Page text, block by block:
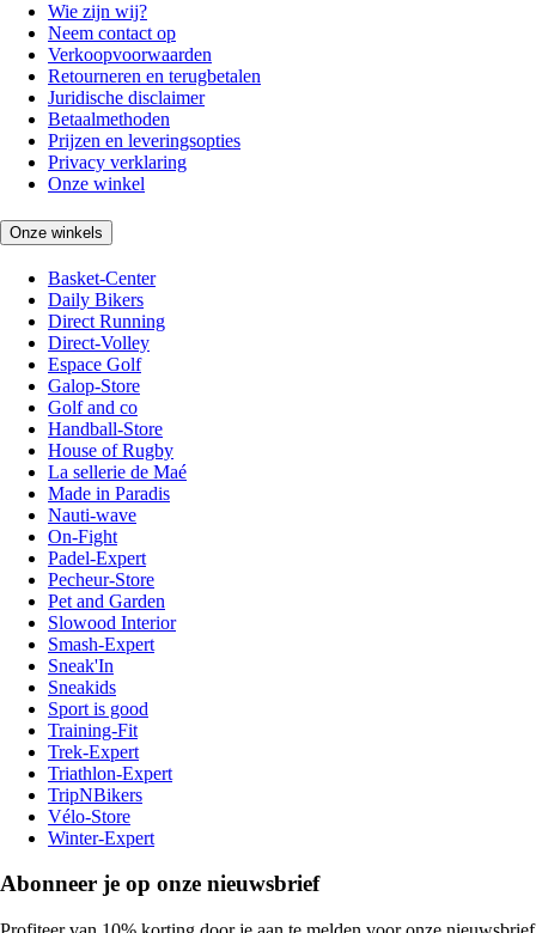
Wie zijn wij?
Neem contact op
Verkoopvoorwaarden
Retourneren en terugbetalen
Juridische disclaimer
Betaalmethoden
Prijzen en leveringsopties
Privacy verklaring
Onze winkel
Onze winkels
Basket-Center
Daily Bikers
Direct Running
Direct-Volley
Espace Golf
Galop-Store
Golf and co
Handball-Store
House of Rugby
La sellerie de Maé
Made in Paradis
Nauti-wave
On-Fight
Padel-Expert
Pecheur-Store
Pet and Garden
Slowood Interior
Smash-Expert
Sneak'In
Sneakids
Sport is good
Training-Fit
Trek-Expert
Triathlon-Expert
TripNBikers
Vélo-Store
Winter-Expert
Abonneer je op onze nieuwsbrief